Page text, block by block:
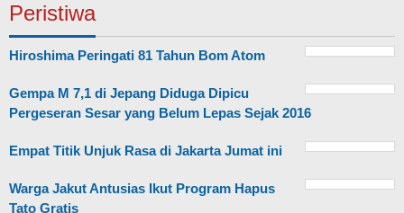
Peristiwa
Hiroshima Peringati 81 Tahun Bom Atom
Gempa M 7,1 di Jepang Diduga Dipicu
Pergeseran Sesar yang Belum Lepas Sejak 2016
Empat Titik Unjuk Rasa di Jakarta Jumat ini
Warga Jakut Antusias Ikut Program Hapus
Tato Gratis